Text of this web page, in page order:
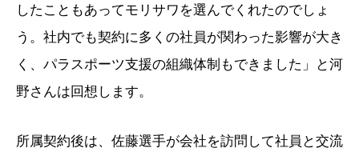
したこともあってモリサワを選んでくれたのでしょ
う。社内でも契約に多くの社員が関わった影響が大き
く、パラスポーツ支援の組織体制もできました」と河
野さんは回想します。
所属契約後は、佐藤選手が会社を訪問して社員と交流